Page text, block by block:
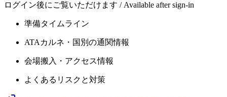
ログイン後にご覧いただけます / Available after sign-in
準備タイムライン
ATAカルネ・国別の通関情報
会場搬入・アクセス情報
よくあるリスクと対策